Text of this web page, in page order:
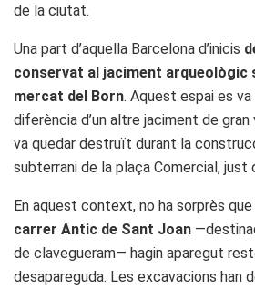
de la ciutat.
Una part d’aquella Barcelona d’inicis
conservat al jaciment arqueològic
mercat del Born. Aquest espai es
diferència d’un altre jaciment de gran
va quedar destruït durant la
subterrani de la plaça Comercial, just
En aquest context, no ha sorprès
carrer Antic de Sant Joan
de clavegueram— hagin aparegut
desapareguda. Les excavacions han